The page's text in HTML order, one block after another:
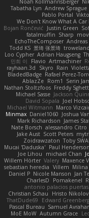
Noah Kollmannsberger
Tabatha Lyn Andrew Sprague
Pablo Portal
We Don't Know What A Car
Bojan Rončević Justin Green Sof
fatalmuffin Sharp
EchoTheComposer
Todd KS 景琦 张景琦
Loo Cypher Adrian Haugseng
민희 이
Flavio Artmachiner
rayhaan.3d
Skyro Rain
BladedBadge Rafael Perez-
AblazZe Rom1 Serin
Nathan Stoltzfoos Freddy
Michael Sasse Jackson
David Sopala Joel
Michael Witmann Marco
Minmax Daniel1060 Joshua
Mark Richardson James
Nate Borsch alessandro Citro
Jake Aust Scott Peters
Zoidrawzaton Toby
Mucai 'Daduska' Paul Henderson
Joe Lihou
michael Chan
Willem Hörter Valery Maxence
sebastian heredia Villem
Daniel P Nicole Manson Jan
CharlesD
Pomakenel
antonio palacios puertas
Christian Schau
Hristo Nikolov
ThatDude69
Edward Greenberg
Pascal Bureau Samuel
MoE MoW Autumn Grace